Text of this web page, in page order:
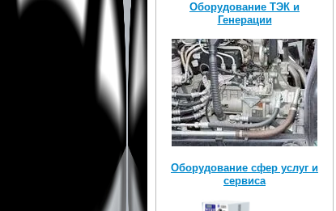
Оборудование ТЭК и
Генерации
Оборудование сфер услуг и
сервиса